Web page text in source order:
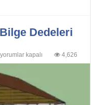
Dedeleri
Bilge
Sındırgı
Dedeleri
yorumlar kapalı 4,626